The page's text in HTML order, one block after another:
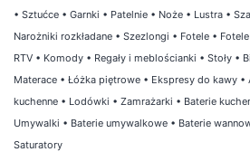
• Sztućce • Garnki • Patelnie • Noże • Lustra •
Narożniki rozkładane • Szezlongi • Fotele •
RTV • Komody • Regały i meblościanki • Stoły •
Materace • Łóżka piętrowe • Ekspresy do kawy •
kuchenne • Lodówki • Zamrażarki • Baterie
Umywalki • Baterie umywalkowe • Baterie
Saturatory